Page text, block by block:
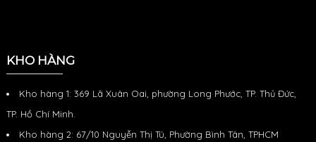
KHO HÀNG
Kho hàng 1: 369 Lã Xuân Oai, phường Long Phước, TP. Thủ Đức,
TP. Hồ Chí Minh.
Kho hàng 2: 67/10 Nguyễn Thị Tú, Phường Bình Tân, TPHCM